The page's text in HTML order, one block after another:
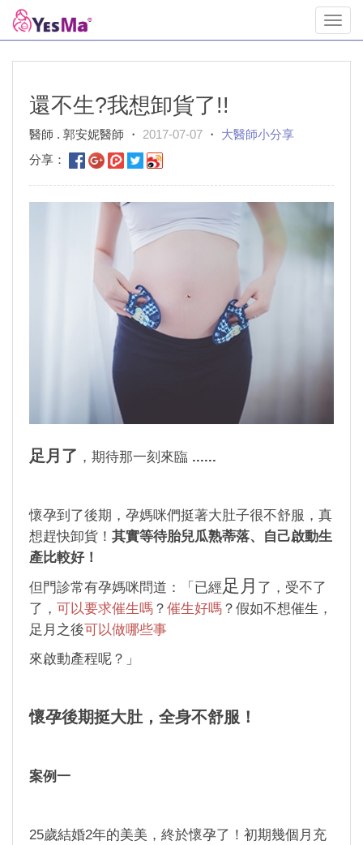
還不生?我想卸貨了!!
醫師 . 郭安妮醫師 ・ 2017-07-07 ・ 大醫師小分享
分享：
足月了 ，期待那一刻來臨
懷孕到了後期，孕媽咪們挺著大肚子很不舒服，真
想趕快卸貨！ 其實等待胎兒瓜熟蒂落、自己啟動生
產比較好！
但門診常有孕媽咪問道：「已經 足月 了，受不了
了， 可以要求催生嗎 ？ 催生好嗎 ？假如不想催生，
足月之後可以做哪些事
來啟動產程呢？」
懷孕後期挺大肚，全身不舒服！
案例一
25歲結婚2年的美美，終於懷孕了！初期幾個月充